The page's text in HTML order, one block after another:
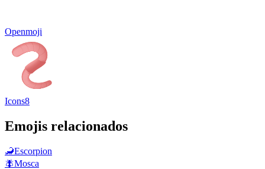
Openmoji
Icons8
Emojis relacionados
🦂Escorpion
🪰Mosca